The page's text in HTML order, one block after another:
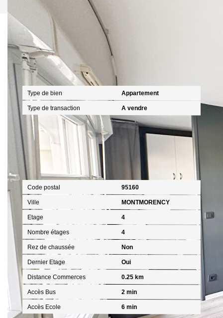
Caractéristiques détaillées
Général
Type de bien Appartement
Type de transaction A vendre
Localisation
Code postal 95160
Ville MONTMORENCY
Etage 4
Nombre étages 4
Rez de chaussée Non
Dernier Etage Oui
Distance Commerces 0.25 km
Accès Bus 2 min
Accès Ecole 6 min